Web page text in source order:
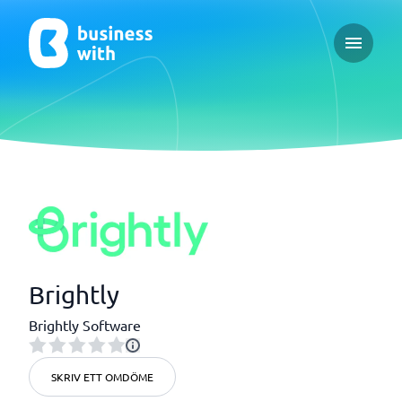
Open
Brightly
Brightly Software
SKRIV ETT OMDÖME